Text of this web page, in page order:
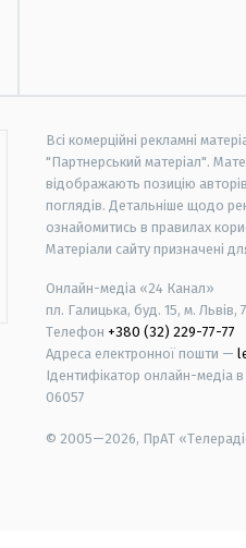
Всі комерційні рекламні
"Партнерський матеріал".
відображають позицію
поглядів. Детальніше щодо
ознайомитись в правилах
Матеріали сайту призначені
Онлайн-медіа «24 Канал»
пл. Галицька, буд. 15, м. Львів,
Телефон +380 (32) 229-77-77
Адреса електронної пошти —
Ідентифікатор онлайн-медіа
06057
© 2005—2026, ПрАТ